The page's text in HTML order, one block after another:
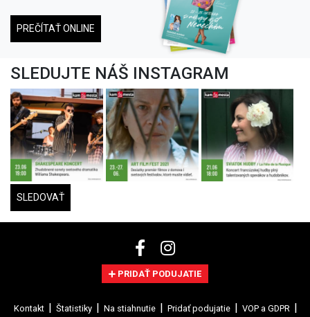
PREČÍTAŤ ONLINE
SLEDUJTE NÁŠ INSTAGRAM
SLEDOVAŤ
PRIDAŤ PODUJATIE
Kontakt Štatistiky Na stiahnutie Pridať podujatie VOP a GDPR